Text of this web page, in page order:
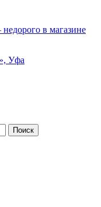
в магазине
Уфа